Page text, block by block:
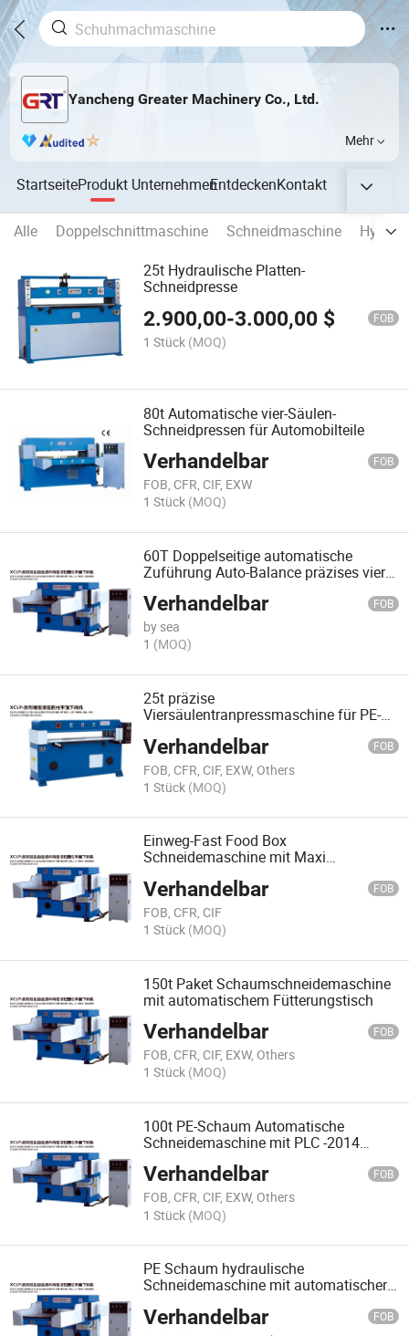
Yancheng Greater Machinery Co., Ltd.
Mehr
StartseiteProdukt UnternehmenEntdeckenKontakt
Alle Doppelschnittmaschine Schneidmaschine
25t Hydraulische Platten-
Schneidpresse
2.900,00-3.000,00 $ FOB
1 Stück (MOQ)
80t Automatische vier-Säulen-
Schneidpressen für Automobilteile
Verhandelbar FOB
FOB, CFR, CIF, EXW
1 Stück (MOQ)
60T Doppelseitige automatische
Zuführung Auto-Balance präzises vier-
Maschine (XCLP3-60)
Verhandelbar FOB
by sea
1 (MOQ)
25t präzise
Viersäulentranpressmaschine für PE-
Verhandelbar FOB
FOB, CFR, CIF, EXW, Others
1 Stück (MOQ)
Einweg-Fast Food Box
Schneidemaschine mit Maxi
Verhandelbar FOB
FOB, CFR, CIF
1 Stück (MOQ)
150t Paket Schaumschneidemaschine
mit automatischem Fütterungstisch
Verhandelbar FOB
FOB, CFR, CIF, EXW, Others
1 Stück (MOQ)
100t PE-Schaum Automatische
Schneidemaschine mit PLC -2014
Verhandelbar FOB
FOB, CFR, CIF, EXW, Others
1 Stück (MOQ)
PE Schaum hydraulische
Schneidemaschine mit automatischer
* 900mm
Verhandelbar FOB